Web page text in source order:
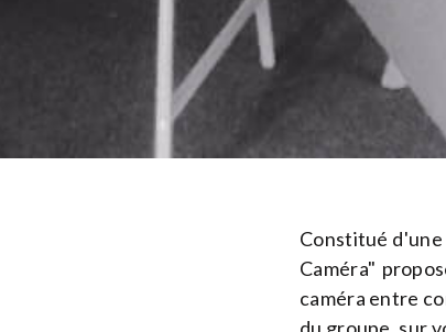
Constitué
Caméra"
caméra entre